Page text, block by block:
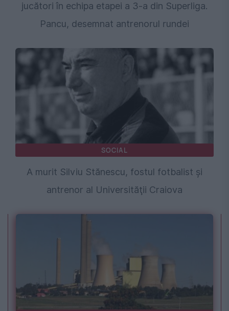
jucători în echipa etapei a 3-a din Superliga.
Pancu, desemnat antrenorul rundei
SOCIAL
A murit Silviu Stănescu, fostul fotbalist şi
antrenor al Universităţii Craiova